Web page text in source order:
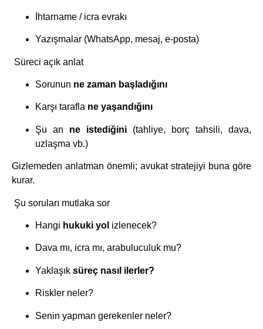
İhtarname / icra evrakı
Yazışmalar (WhatsApp, mesaj, e-posta)
Süreci açık anlat
Sorunun ne zaman başladığını
Karşı tarafla ne yaşandığını
Şu an ne istediğini (tahliye, borç tahsili, dava,
uzlaşma vb.)
Gizlemeden anlatman önemli; avukat stratejiyi buna göre
kurar.
Şu soruları mutlaka sor
Hangi hukuki yol izlenecek?
Dava mı, icra mı, arabuluculuk mu?
Yaklaşık süreç nasıl ilerler?
Riskler neler?
Senin yapman gerekenler neler?